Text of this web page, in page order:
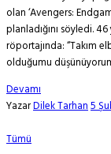
olan ‘Avengers:
planladığını söyledi.
röportajında: “Takım
olduğumu
Devamı
YazarDilek Tarhan5
Tümü